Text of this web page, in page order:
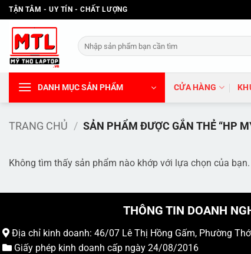
Bỏ
qua
dung
TẬN TÂM - UY TÍN - CHẤT LƯỢNG
Tìm
kiếm:
DANH MỤC SẢN PHẨM CỬA HÀNG
TRANG CHỦ / SẢN PHẨM ĐƯỢC GẮN THẺ “HP
Không tìm thấy sản phẩm nào khớp với lựa chọn của bạn.
THÔNG TIN DOANH
Địa chỉ kinh doanh: 46/07 Lê Thị Hồng Gấm, Phường
Giấy phép kinh doanh cấp ngày 24/08/2016